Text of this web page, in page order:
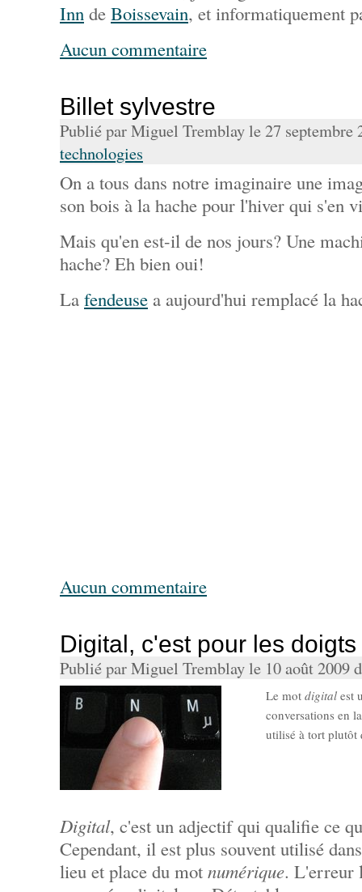
Inn de Boissevain, et informatiquement
Aucun commentaire
Billet sylvestre
Publié par Miguel Tremblay le 27 septembre
technologies
On a tous dans notre imaginaire une
son bois à la hache pour l'hiver qui s'en
Mais qu'en est-il de nos jours? Une
hache? Eh bien oui!
La fendeuse a aujourd'hui remplacé la
Aucun commentaire
Digital, c'est pour les doigts
Publié par Miguel Tremblay le 10 août 2009
Le motdigital est
conversations en
utilisé à tort plutôt
Digital, c'est un adjectif qui qualifie ce
Cependant, il est plus souvent utilisé
lieu et place du mot numérique. L'erreur